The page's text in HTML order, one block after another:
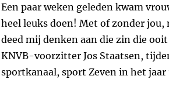
Een paar weken geleden kwam
heel leuks doen! Met of zonder jou,
deed mij denken aan die zin die
KNVB-voorzitter Jos Staatsen,
sportkanaal, sport Zeven in het jaar